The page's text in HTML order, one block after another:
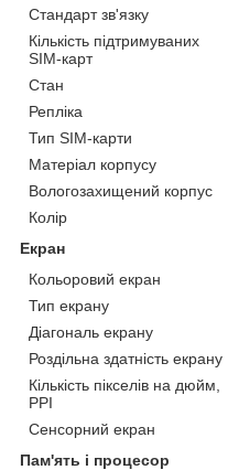
Стандарт зв'язку
Кількість підтримуваних
SIM-карт
Стан
Репліка
Тип SIM-карти
Матеріал корпусу
Вологозахищений корпус
Колір
Екран
Кольоровий екран
Тип екрану
Діагональ екрану
Роздільна здатність екрану
Кількість пікселів на дюйм,
PPI
Сенсорний екран
Пам'ять і процесор